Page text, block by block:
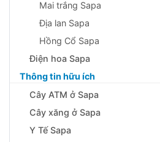
Mai trắng Sapa
Địa lan Sapa
Hồng Cổ Sapa
Điện hoa Sapa
Thông tin hữu ích
Cây ATM ở Sapa
Cây xăng ở Sapa
Y Tế Sapa